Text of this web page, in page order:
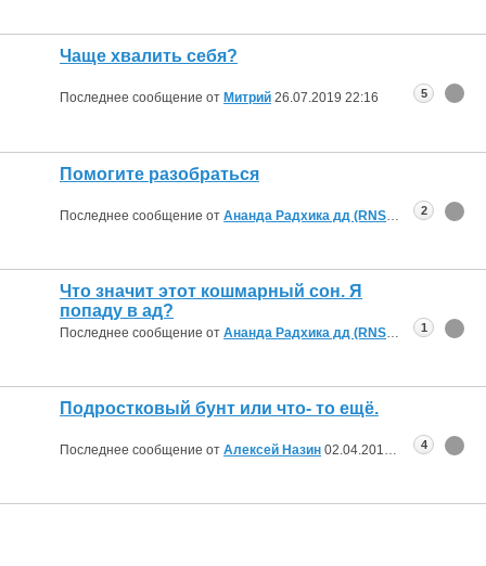
Чаще хвалить себя?
Последнее сообщение от Митрий 26.07.2019 22:16 5
Помогите разобраться
Последнее сообщение от Ананда Радхика дд (RNS) 25.07.2019
2
Что значит этот кошмарный сон. Я
попаду в ад?
Последнее сообщение от Ананда Радхика дд (RNS) 21.04.2019
1
Подростковый бунт или что- то ещё.
Последнее сообщение от Алексей Назин 02.04.2019 06:48
4